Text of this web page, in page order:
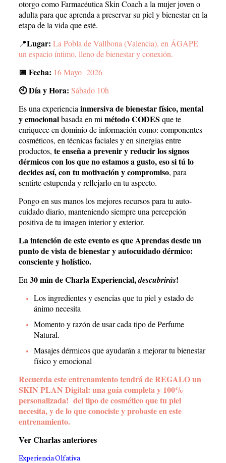
otorgo como Farmacéutica Skin Coach a la mujer joven o
adulta para que aprenda a preservar su piel y bienestar en la
etapa de la vida que esté.
📍Lugar: La Pobla de Vallbona (Valencia), en ÁGAPE
un espacio íntimo, lleno de bienestar y conexión.
📅 Fecha: 16 Mayo 2026
🕙 Día y Hora: Sábado 10h
Es una experiencia inmersiva de bienestar físico, mental
y emocionalbasada en mi método CODES que te
enriquece en dominio de información como: componentes
cosméticos, en técnicas faciales y en sinergias entre
productos, te enseña a prevenir y reducir los signos
dérmicos con los que no estamos a gusto, eso si tú lo
decides así, con tu motivación y compromiso, para
sentirte estupenda y reflejarlo en tu aspecto.
Pongo en sus manos los mejores recursos para tu auto-
cuidado diario, manteniendo siempre una percepción
positiva de tu imagen interior y exterior.
La intención de este evento es que Aprendas desde un
punto de vista de bienestar y autocuidado dérmico:
consciente y holístico.
En 30 min de Charla Experiencial,descubrirás!
Los ingredientes y esencias que tu piel y estado de
ánimo necesita
Momento y razón de usar cada tipo de Perfume
Natural.
Masajes dérmicos que ayudarán a mejorar tu bienestar
físico y emocional
Recuerda este entrenamiento tendrá de REGALO un
SKIN PLAN Digital: una guía completa y 100%
personalizada! del tipo de cosmético que tu piel
necesita, y de lo que conociste y probaste en este
entrenamiento.
Ver Charlas anteriores
Experiencia Olfativa